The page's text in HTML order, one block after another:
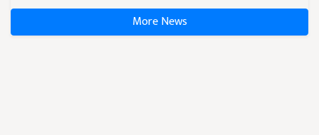
More News